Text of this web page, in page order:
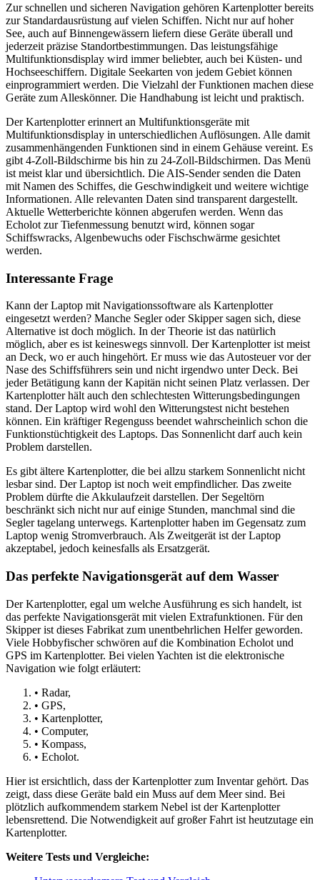
Zur schnellen und sicheren Navigation gehören Kartenplotter bereits
zur Standardausrüstung auf vielen Schiffen. Nicht nur auf hoher
See, auch auf Binnengewässern liefern diese Geräte überall und
jederzeit präzise Standortbestimmungen. Das leistungsfähige
Multifunktionsdisplay wird immer beliebter, auch bei Küsten- und
Hochseeschiffern. Digitale Seekarten von jedem Gebiet können
einprogrammiert werden. Die Vielzahl der Funktionen machen diese
Geräte zum Alleskönner. Die Handhabung ist leicht und praktisch.
Der Kartenplotter erinnert an Multifunktionsgeräte mit
Multifunktionsdisplay in unterschiedlichen Auflösungen. Alle damit
zusammenhängenden Funktionen sind in einem Gehäuse vereint. Es
gibt 4-Zoll-Bildschirme bis hin zu 24-Zoll-Bildschirmen. Das Menü
ist meist klar und übersichtlich. Die AIS-Sender senden die Daten
mit Namen des Schiffes, die Geschwindigkeit und weitere wichtige
Informationen. Alle relevanten Daten sind transparent dargestellt.
Aktuelle Wetterberichte können abgerufen werden. Wenn das
Echolot zur Tiefenmessung benutzt wird, können sogar
Schiffswracks, Algenbewuchs oder Fischschwärme gesichtet
werden.
Interessante Frage
Kann der Laptop mit Navigationssoftware als Kartenplotter
eingesetzt werden? Manche Segler oder Skipper sagen sich, diese
Alternative ist doch möglich. In der Theorie ist das natürlich
möglich, aber es ist keineswegs sinnvoll. Der Kartenplotter ist meist
an Deck, wo er auch hingehört. Er muss wie das Autosteuer vor der
Nase des Schiffsführers sein und nicht irgendwo unter Deck. Bei
jeder Betätigung kann der Kapitän nicht seinen Platz verlassen. Der
Kartenplotter hält auch den schlechtesten Witterungsbedingungen
stand. Der Laptop wird wohl den Witterungstest nicht bestehen
können. Ein kräftiger Regenguss beendet wahrscheinlich schon die
Funktionstüchtigkeit des Laptops. Das Sonnenlicht darf auch kein
Problem darstellen.
Es gibt ältere Kartenplotter, die bei allzu starkem Sonnenlicht nicht
lesbar sind. Der Laptop ist noch weit empfindlicher. Das zweite
Problem dürfte die Akkulaufzeit darstellen. Der Segeltörn
beschränkt sich nicht nur auf einige Stunden, manchmal sind die
Segler tagelang unterwegs. Kartenplotter haben im Gegensatz zum
Laptop wenig Stromverbrauch. Als Zweitgerät ist der Laptop
akzeptabel, jedoch keinesfalls als Ersatzgerät.
Das perfekte Navigationsgerät auf dem Wasser
Der Kartenplotter, egal um welche Ausführung es sich handelt, ist
das perfekte Navigationsgerät mit vielen Extrafunktionen. Für den
Skipper ist dieses Fabrikat zum unentbehrlichen Helfer geworden.
Viele Hobbyfischer schwören auf die Kombination Echolot und
GPS im Kartenplotter. Bei vielen Yachten ist die elektronische
Navigation wie folgt erläutert:
• Radar,
• GPS,
• Kartenplotter,
• Computer,
• Kompass,
• Echolot.
Hier ist ersichtlich, dass der Kartenplotter zum Inventar gehört. Das
zeigt, dass diese Geräte bald ein Muss auf dem Meer sind. Bei
plötzlich aufkommendem starkem Nebel ist der Kartenplotter
lebensrettend. Die Notwendigkeit auf großer Fahrt ist heutzutage ein
Kartenplotter.
Weitere Tests und Vergleiche: